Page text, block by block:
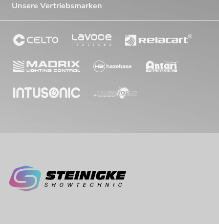
Unsere Vertriebsmarken